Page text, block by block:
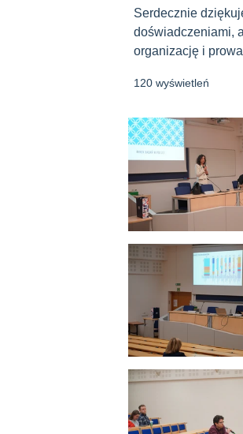
Serdecznie
doświadczeniami,
organizację i
120 wyświetleń